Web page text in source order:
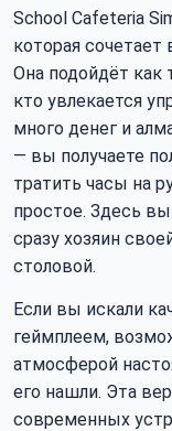
School Cafeteria
которая
Она подойдёт как
кто увлекается
много денег и
— вы получаете
тратить часы на
простое. Здесь вы
сразу хозяин
столовой.
Если вы искали
геймплеем,
атмосферой
его нашли. Эта
современных